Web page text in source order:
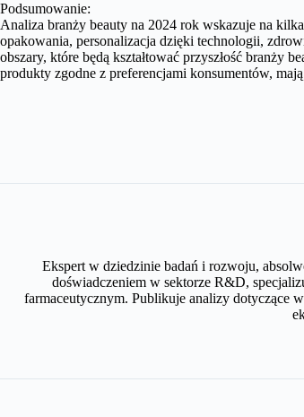
Podsumowanie:
Analiza branży beauty na 2024 rok wskazuje na
opakowania, personalizacja dzięki technologii,
obszary, które będą kształtować przyszłość branży
produkty zgodne z preferencjami konsumentów,
Ekspert w dziedzinie badań i rozwoju,
doświadczeniem w sektorze R&D,
farmaceutycznym. Publikuje analizy dotyczące